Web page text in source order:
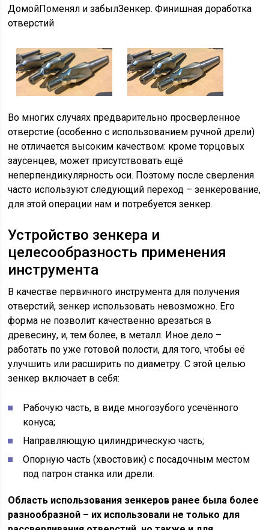
ДомойПоменял и забылЗенкер. Финишная доработка
отверстий
Во многих случаях предварительно просверленное
отверстие (особенно с использованием ручной дрели)
не отличается высоким качеством: кроме торцовых
заусенцев, может присутствовать ещё
неперпендикулярность оси. Поэтому после сверления
часто используют следующий переход – зенкерование,
для этой операции нам и потребуется зенкер.
Устройство зенкера и
целесообразность применения
инструмента
В качестве первичного инструмента для получения
отверстий, зенкер использовать невозможно. Его
форма не позволит качественно врезаться в
древесину, и, тем более, в металл. Иное дело –
работать по уже готовой полости, для того, чтобы её
улучшить или расширить по диаметру. С этой целью
зенкер включает в себя:
Рабочую часть, в виде многозубого усечённого
конуса;
Направляющую цилиндрическую часть;
Опорную часть (хвостовик) с посадочным местом
под патрон станка или дрели.
Область использования зенкеров ранее была более
разнообразной – их использовали не только для